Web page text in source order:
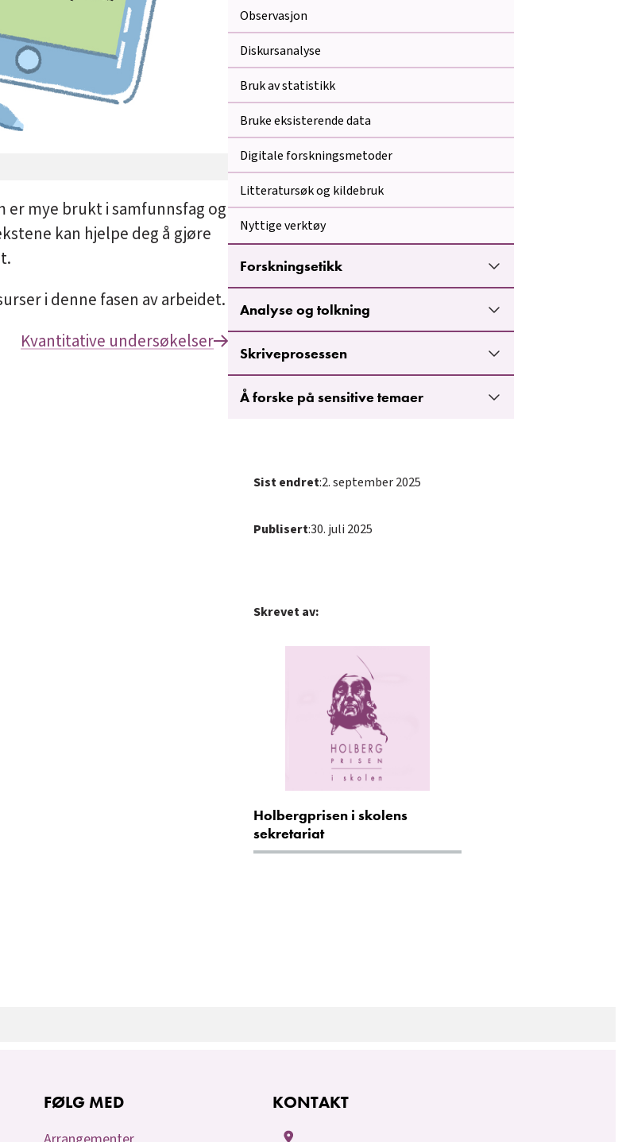
mye brukt i samfunnsfag og
kan hjelpe deg å gjøre
i denne fasen av arbeidet.
Kvantitative undersøkelser
Observasjon
Diskursanalyse
Bruk av statistikk
Bruke eksisterende data
Digitale forskningsmetoder
Litteratursøk og kildebruk
Nyttige verktøy
Forskningsetikk
Analyse og tolkning
Skriveprosessen
Å forske på sensitive temaer
Sist endret:2. september 2025
Publisert:30. juli 2025
Skrevet av:
Holbergprisen i skolens
sekretariat
FØLG MED KONTAKT